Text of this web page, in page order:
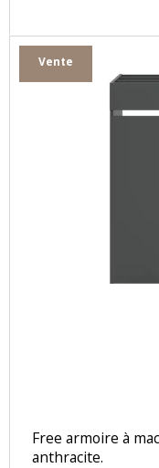
Vente
Free armoire à
anthracite.